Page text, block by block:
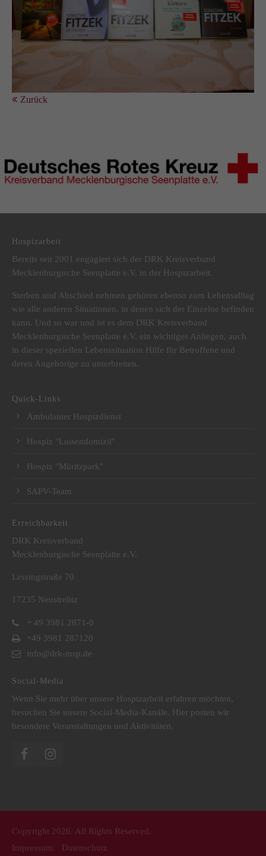
Zurück
Hospizarbeit
Bereits seit 2001 engagiert sich der DRK Kreisverband
Mecklenburgische Seenplatte e.V. in der Hospizarbeit.
Sterben und Abschied nehmen gehören ebenso zum Lebensalltag
wie alle anderen Situationen, in denen sich der Einzelne befinden
kann. Und so war und ist es dem DRK Kreisverband
Mecklenburgische Seenplatte e.V. ein wichtiges Anliegen, auch
in dieser speziellen Lebenssituation Hilfe für Betroffene und
deren Angehörige zu unterbreiten.
Quick-Links
Ambulanter Hospizdienst
Hospiz "Luisendomizil"
Hospiz "Müritzpark"
SAPV-Team
Erreichbarkeit
DRK Kreisverband
Mecklenburgische Seenplatte e.V.
Lessingstraße 70
17235 Neustrelitz
+ 49 3981 2871-0
+49 3981 287120
info@drk-msp.de
Social-Media
Wenn Sie mehr über unsere Hospizarbeit erfahren möchten,
besuchen Sie unsere Social-Media-Kanäle. Hier posten wir
besondere Veranstaltungen und Aktivitäten.
Copyright 2026. All Rights Reserved.
Impressum
Datenschutz